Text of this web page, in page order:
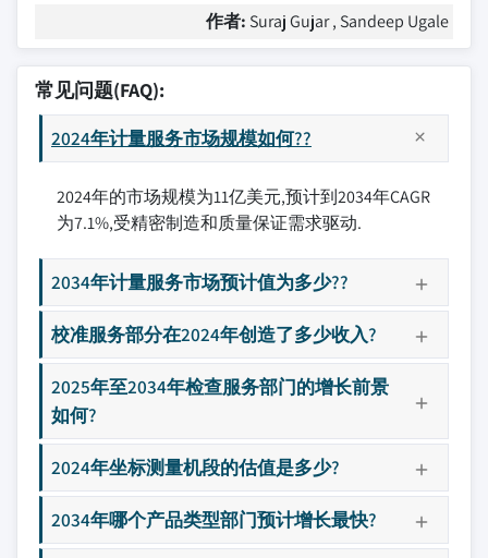
作者: Suraj Gujar , Sandeep Ugale
常见问题(FAQ):
2024年计量服务市场规模如何??
2024年的市场规模为11亿美元,预计到2034年CAGR
为7.1%,受精密制造和质量保证需求驱动.
2034年计量服务市场预计值为多少??
校准服务部分在2024年创造了多少收入?
2025年至2034年检查服务部门的增长前景
如何?
2024年坐标测量机段的估值是多少?
2034年哪个产品类型部门预计增长最快?